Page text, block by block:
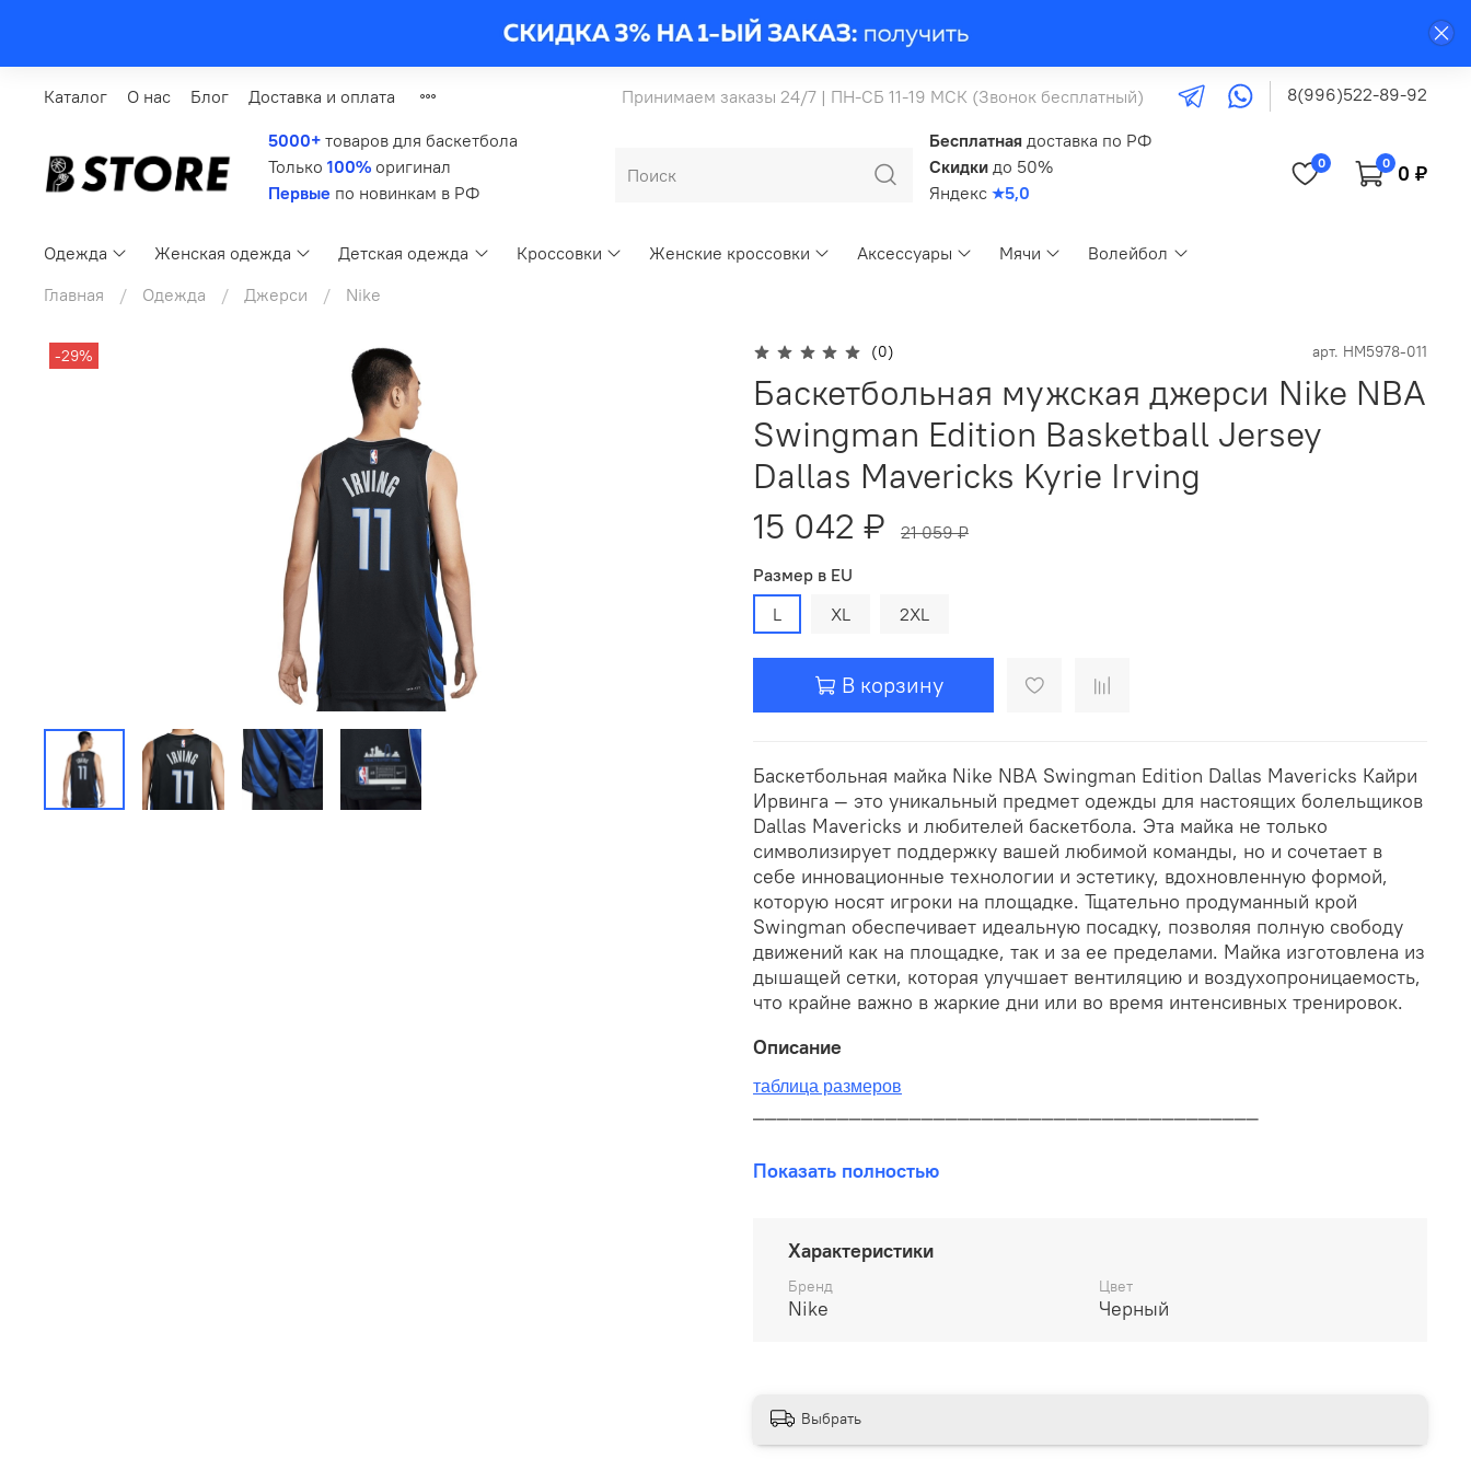
Каталог О нас Блог Доставка и оплата Принимаем заказы 24/7 | ПН-СБ 11-19 МСК (Звонок бесплатный) 8(996)522-89-92
5000+ товаров для баскетбола
Только 100% оригинал
Первые по новинкам в РФ
Бесплатная доставка по РФ
Скидки до 50%
Яндекс ★5,0
0 0 0 ₽
Одежда Женская одежда Детская одежда Кроссовки Женские кроссовки Аксессуары Мячи
Волейбол
Главная
Одежда Джерси Nike
-29% (0) арт. HM5978-011
Баскетбольная мужская джерси Nike NBA
Swingman Edition Basketball Jersey
Dallas Mavericks Kyrie Irving
15 042 ₽
21 059 ₽
Размер в EU
L
XL 2XL
В корзину
Баскетбольная майка Nike NBA Swingman Edition Dallas Mavericks Кайри
Ирвинга — это уникальный предмет одежды для настоящих болельщиков
Dallas Mavericks и любителей баскетбола. Эта майка не только
символизирует поддержку вашей любимой команды, но и сочетает в
себе инновационные технологии и эстетику, вдохновленную формой,
которую носят игроки на площадке. Тщательно продуманный крой
Swingman обеспечивает идеальную посадку, позволяя полную свободу
движений как на площадке, так и за ее пределами. Майка изготовлена из
дышащей сетки, которая улучшает вентиляцию и воздухопроницаемость,
что крайне важно в жаркие дни или во время интенсивных тренировок.
Описание
таблица размеров
__________________________________________
Бесплатная доставка:
По всей России от 10 до 14 дней
__________________________________________
Варианты оплаты:
Показать полностью
Характеристики
Бренд
Nike
Цвет
Черный
Выбрать